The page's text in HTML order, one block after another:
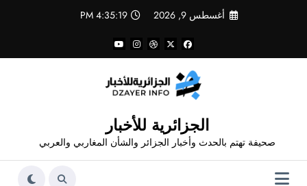
أغسطس 9, 2026 4:35:19 PM
الجزائرية للأخبار
صحيفة تهتم بالحدث وأخبار الجزائر والشأن المغاربي والعربي